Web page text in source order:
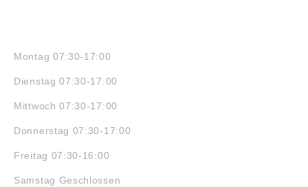
Montag 07:30-17:00
Dienstag 07:30-17:00
Mittwoch 07:30-17:00
Donnerstag 07:30-17:00
Freitag 07:30-16:00
Samstag Geschlossen